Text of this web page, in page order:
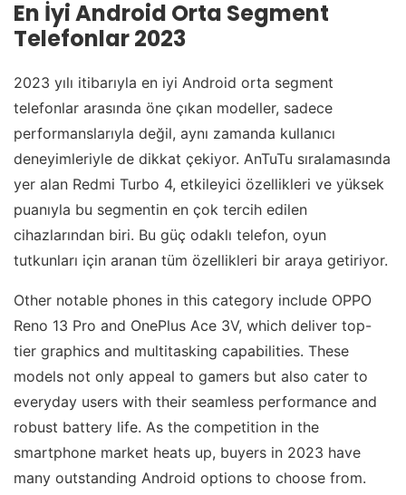
En İyi Android Orta Segment
Telefonlar 2023
2023 yılı itibarıyla en iyi Android orta segment
telefonlar arasında öne çıkan modeller, sadece
performanslarıyla değil, aynı zamanda kullanıcı
deneyimleriyle de dikkat çekiyor. AnTuTu sıralamasında
yer alan Redmi Turbo 4, etkileyici özellikleri ve yüksek
puanıyla bu segmentin en çok tercih edilen
cihazlarından biri. Bu güç odaklı telefon, oyun
tutkunları için aranan tüm özellikleri bir araya getiriyor.
Other notable phones in this category include OPPO
Reno 13 Pro and OnePlus Ace 3V, which deliver top-
tier graphics and multitasking capabilities. These
models not only appeal to gamers but also cater to
everyday users with their seamless performance and
robust battery life. As the competition in the
smartphone market heats up, buyers in 2023 have
many outstanding Android options to choose from.